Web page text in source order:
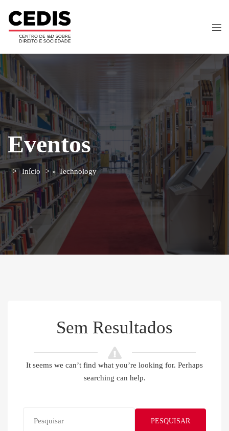
Eventos
Início » Technology
Sem Resultados
It seems we can’t find what you’re looking for. Perhaps
searching can help.
PESQUISAR